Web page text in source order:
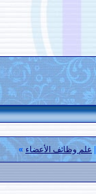
علم وظائف الأعضاء »